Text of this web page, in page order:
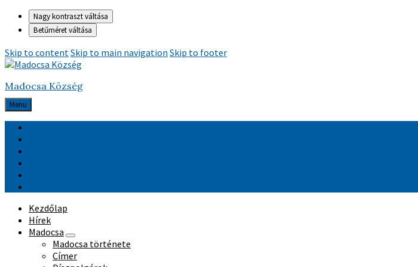
Nagy kontraszt váltása
Betűméret váltása
Skip to contentSkip to main navigation Skip to footer
Madocsa Község
Menu
Kezdőlap
Hírek
Madocsa
Madocsa története
Címer